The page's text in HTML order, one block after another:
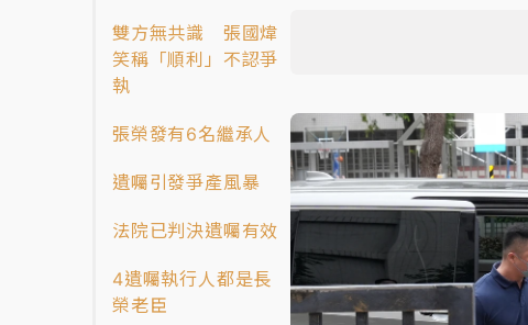
雙方無共識 張國煒
笑稱「順利」不認爭
執
張榮發有6名繼承人
遺囑引發爭產風暴
法院已判決遺囑有效
4遺囑執行人都是長
榮老臣